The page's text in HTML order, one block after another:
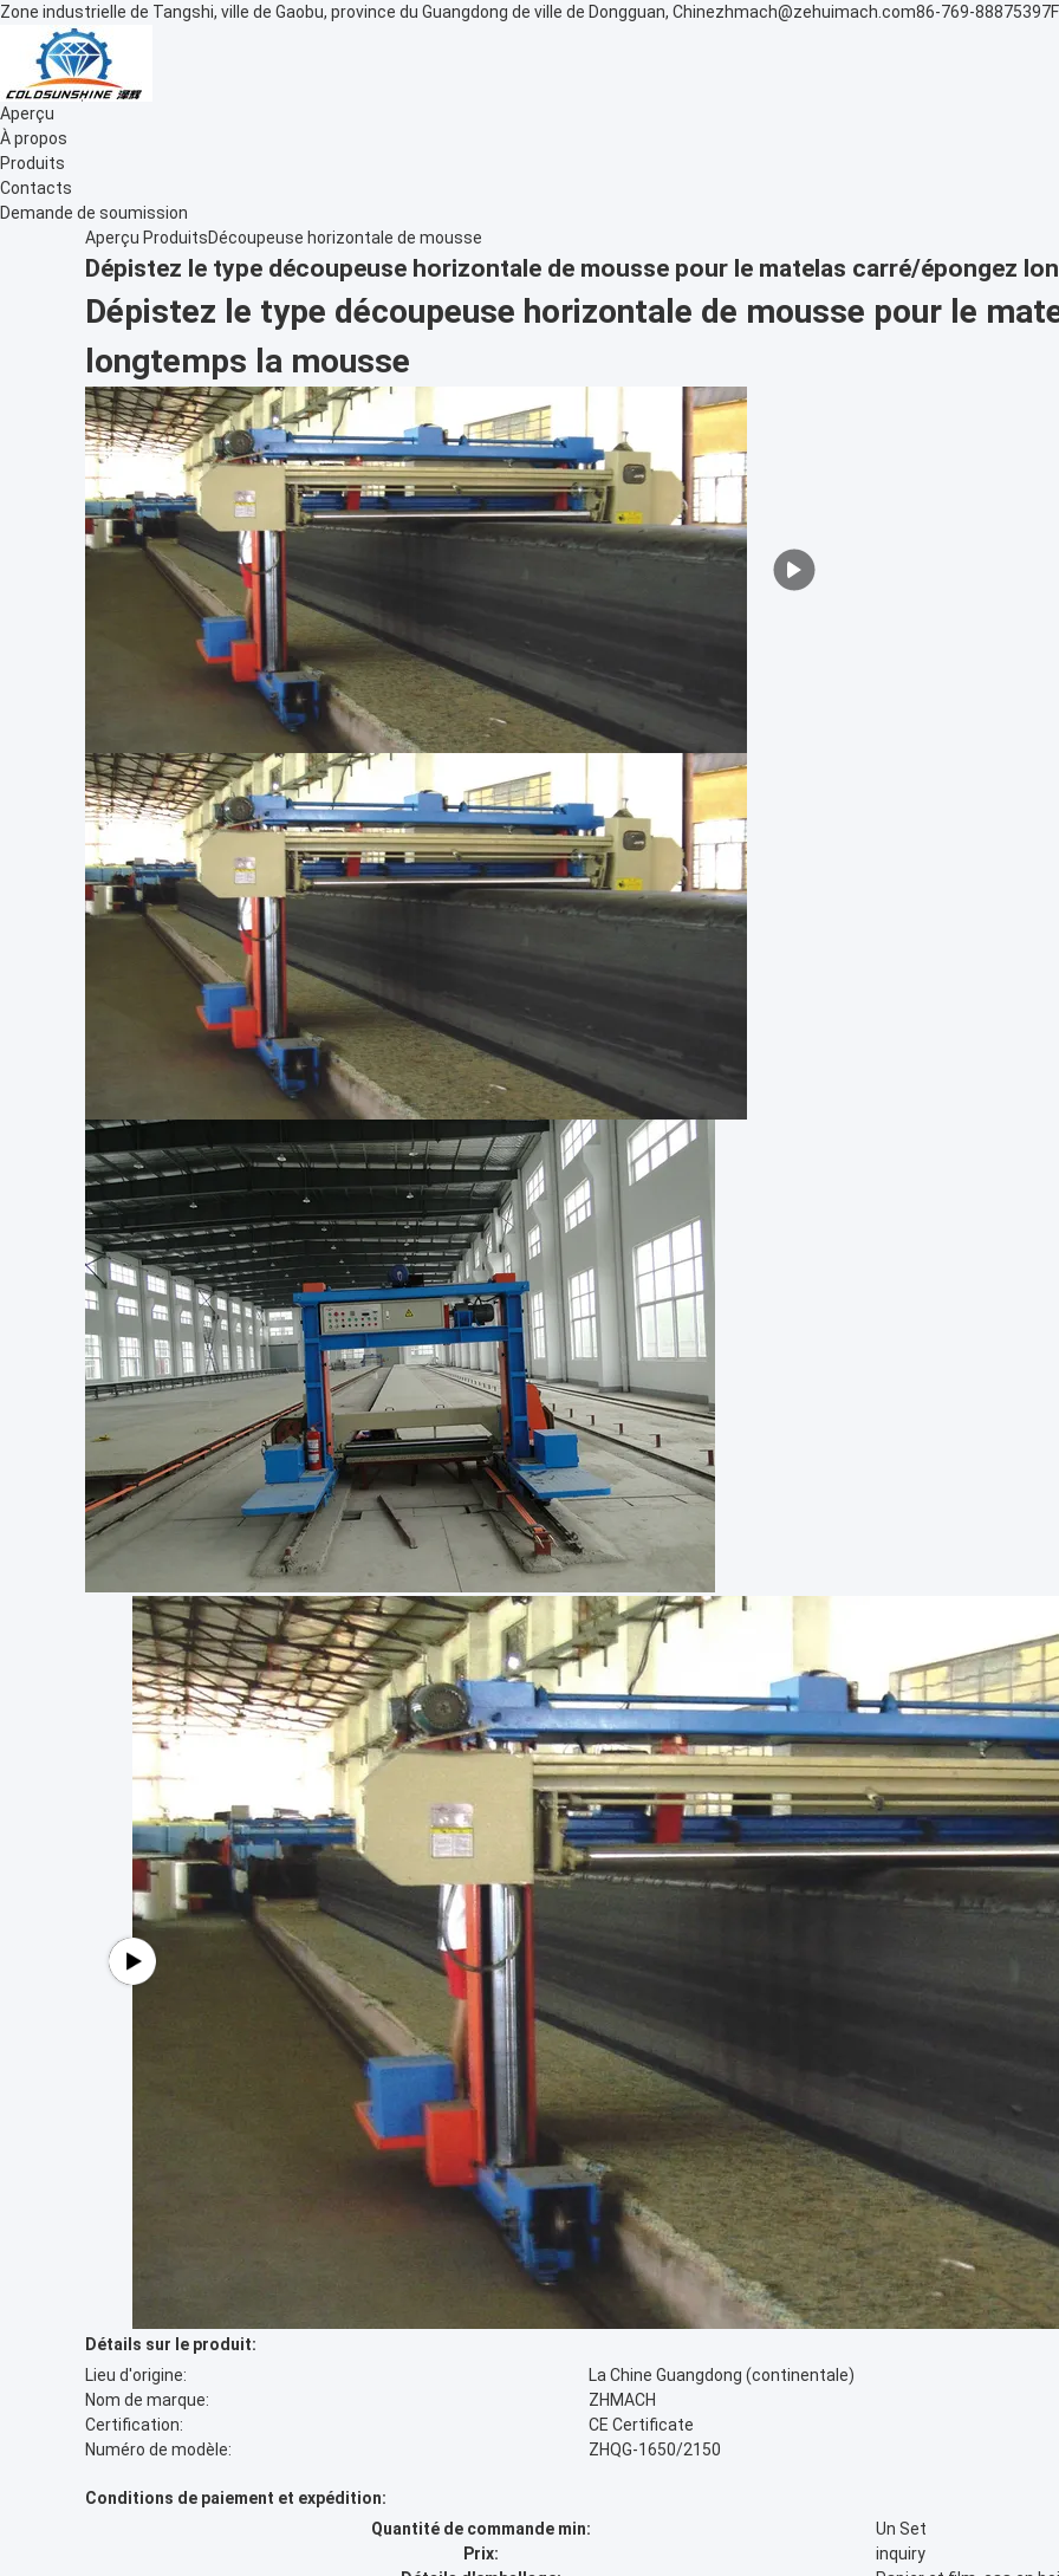
Zone industrielle de Tangshi, ville de Gaobu, province du Guangdong de ville de Dongguan, Chinezhmach@zehuimach.com86-769-88875397
Aperçu
À propos
Produits
Contacts
Demande de soumission
Aperçu ProduitsDécoupeuse horizontale de mousse
Dépistez le type découpeuse horizontale de mousse pour le matelas carré/épongez
Dépistez le type découpeuse horizontale de mousse pour le
longtemps la mousse
Détails sur le produit:
Lieu d'origine:
La Chine Guangdong (continentale)
Nom de marque:
ZHMACH
Certification:
CE Certificate
Numéro de modèle:
ZHQG-1650/2150
Conditions de paiement et expédition:
Quantité de commande min:
Un Set
Prix:
inquiry